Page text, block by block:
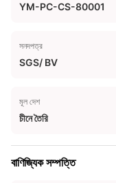
YM-PC-CS-80001
সনদপত্র
SGS/ BV
মূল দেশ
চীনে তৈরি
বাণিজ্যিক সম্পত্তি